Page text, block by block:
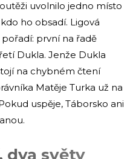
uvolnilo jedno místo
ho obsadí. Ligová
první na řadě
Dukla. Jenže Dukla
na chybném čtení
Matěje Turka už na
uspěje, Táborsko ani
dva světy